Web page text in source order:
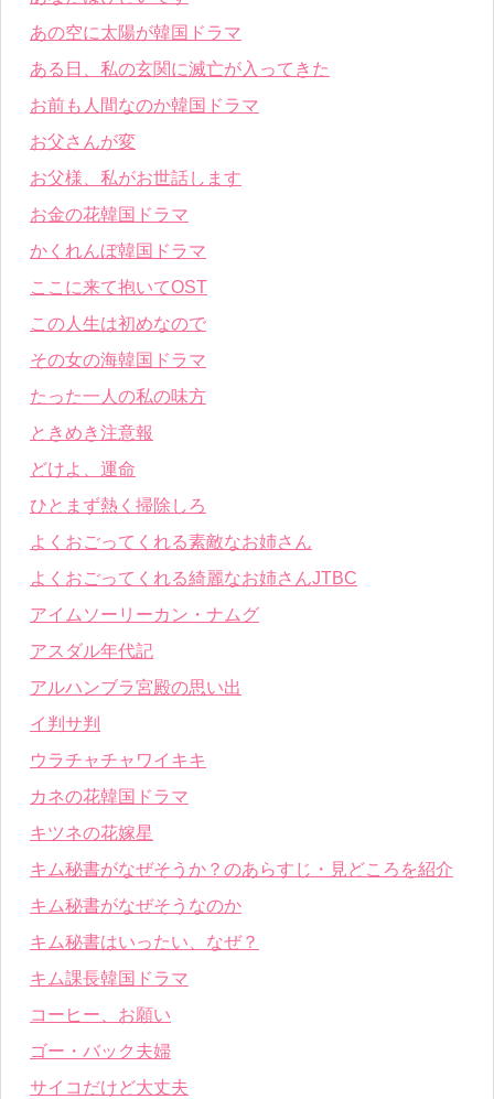
あの空に太陽が韓国ドラマ
ある日、私の玄関に滅亡が入ってきた
お前も人間なのか韓国ドラマ
お父さんが変
お父様、私がお世話します
お金の花韓国ドラマ
かくれんぼ韓国ドラマ
ここに来て抱いてOST
この人生は初めなので
その女の海韓国ドラマ
たった一人の私の味方
ときめき注意報
どけよ、運命
ひとまず熱く掃除しろ
よくおごってくれる素敵なお姉さん
よくおごってくれる綺麗なお姉さんJTBC
アイムソーリーカン・ナムグ
アスダル年代記
アルハンブラ宮殿の思い出
イ判サ判
ウラチャチャワイキキ
カネの花韓国ドラマ
キツネの花嫁星
キム秘書がなぜそうか？のあらすじ・見どころを紹介
キム秘書がなぜそうなのか
キム秘書はいったい、なぜ？
キム課長韓国ドラマ
コーヒー、お願い
ゴー・バック夫婦
サイコだけど大丈夫